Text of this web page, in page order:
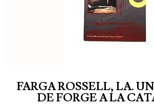
FARGA ROSSELL, LA.
DE FORGE A LA